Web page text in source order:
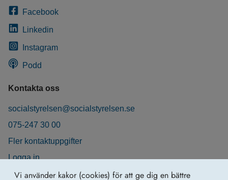
Vi använder kakor (cookies) för att ge dig en bättre
Facebook
Linkedin
Instagram
Podd
Kontakta oss
socialstyrelsen@socialstyrelsen.se
075-247 30 00
Fler kontaktuppgifter
Logga in
Behandling av personuppgifter